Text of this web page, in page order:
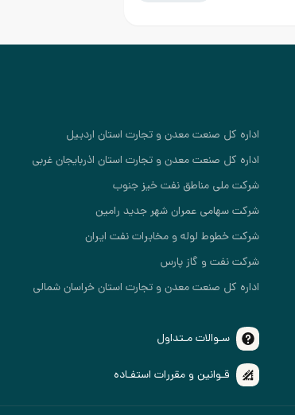
اداره کل صنعت معدن و تجارت استان اردبیل
اداره کل صنعت معدن و تجارت استان اذربایجان غربی
شرکت ملی مناطق نفت خیز جنوب
شرکت سهامی عمران شهر جدید رامین
شرکت خطوط لوله و مخابرات نفت ایران
شرکت نفت و گاز پارس
اداره کل صنعت معدن و تجارت استان خراسان شمالی
سـوالات مـتداول
قـوانین و مقررات استفـاده